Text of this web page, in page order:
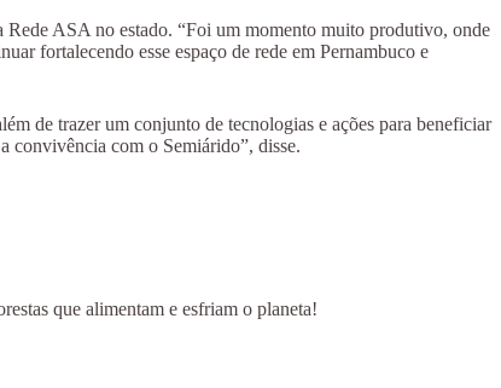
Rede ASA no estado. “Foi um momento muito produtivo, onde
fortalecendo esse espaço de rede em Pernambuco e
de trazer um conjunto de tecnologias e ações para beneficiar
convivência com o Semiárido”, disse.
que alimentam e esfriam o planeta!